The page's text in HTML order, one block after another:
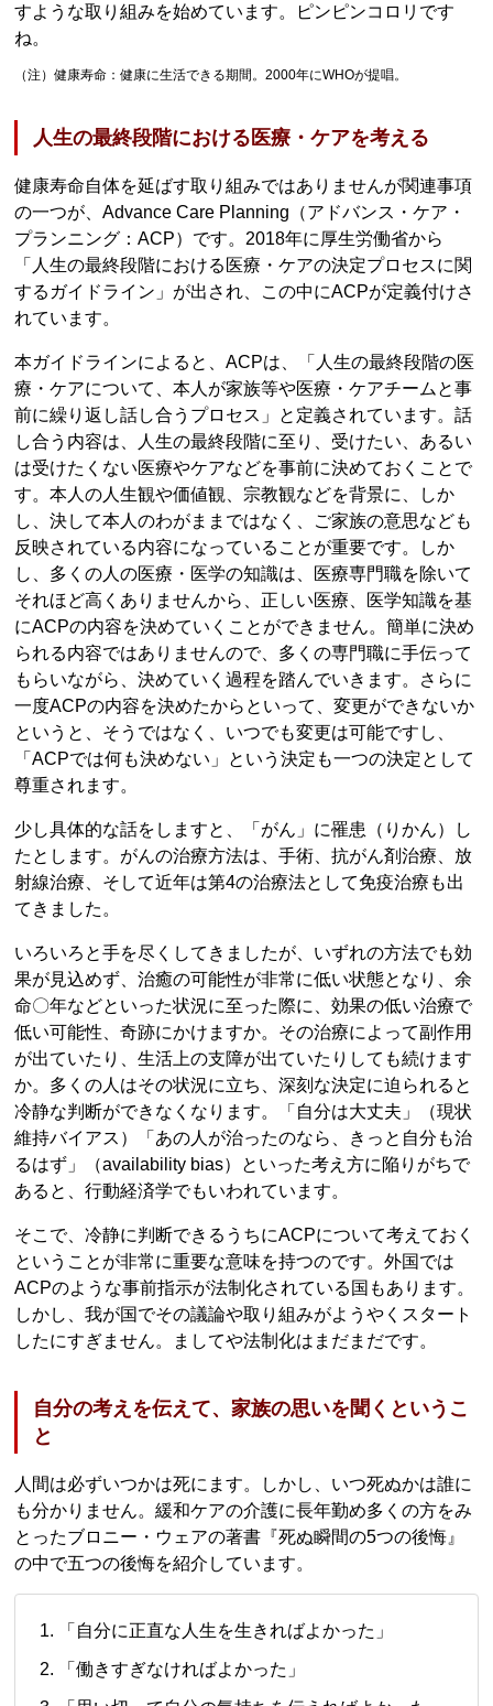
すような取り組みを始めています。ピンピンコロリです
ね。
（注）健康寿命：健康に生活できる期間。2000年にWHOが提唱。
人生の最終段階における医療・ケアを考える
健康寿命自体を延ばす取り組みではありませんが関連事項
の一つが、Advance Care Planning（アドバンス・ケア・
プランニング：ACP）です。2018年に厚生労働省から
「人生の最終段階における医療・ケアの決定プロセスに関
するガイドライン」が出され、この中にACPが定義付けさ
れています。
本ガイドラインによると、ACPは、「人生の最終段階の医
療・ケアについて、本人が家族等や医療・ケアチームと事
前に繰り返し話し合うプロセス」と定義されています。話
し合う内容は、人生の最終段階に至り、受けたい、あるい
は受けたくない医療やケアなどを事前に決めておくことで
す。本人の人生観や価値観、宗教観などを背景に、しか
し、決して本人のわがままではなく、ご家族の意思なども
反映されている内容になっていることが重要です。しか
し、多くの人の医療・医学の知識は、医療専門職を除いて
それほど高くありませんから、正しい医療、医学知識を基
にACPの内容を決めていくことができません。簡単に決め
られる内容ではありませんので、多くの専門職に手伝って
もらいながら、決めていく過程を踏んでいきます。さらに
一度ACPの内容を決めたからといって、変更ができないか
というと、そうではなく、いつでも変更は可能ですし、
「ACPでは何も決めない」という決定も一つの決定として
尊重されます。
少し具体的な話をしますと、「がん」に罹患（りかん）し
たとします。がんの治療方法は、手術、抗がん剤治療、放
射線治療、そして近年は第4の治療法として免疫治療も出
てきました。
いろいろと手を尽くしてきましたが、いずれの方法でも効
果が見込めず、治癒の可能性が非常に低い状態となり、余
命〇年などといった状況に至った際に、効果の低い治療で
低い可能性、奇跡にかけますか。その治療によって副作用
が出ていたり、生活上の支障が出ていたりしても続けます
か。多くの人はその状況に立ち、深刻な決定に迫られると
冷静な判断ができなくなります。「自分は大丈夫」（現状
維持バイアス）「あの人が治ったのなら、きっと自分も治
るはず」（availability bias）といった考え方に陥りがちで
あると、行動経済学でもいわれています。
そこで、冷静に判断できるうちにACPについて考えておく
ということが非常に重要な意味を持つのです。外国では
ACPのような事前指示が法制化されている国もあります。
しかし、我が国でその議論や取り組みがようやくスタート
したにすぎません。ましてや法制化はまだまだです。
自分の考えを伝えて、家族の思いを聞くというこ
と
人間は必ずいつかは死にます。しかし、いつ死ぬかは誰に
も分かりません。緩和ケアの介護に長年勤め多くの方をみ
とったブロニー・ウェアの著書『死ぬ瞬間の5つの後悔』
の中で五つの後悔を紹介しています。
「自分に正直な人生を生きればよかった」
「働きすぎなければよかった」